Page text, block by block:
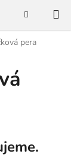
HledatNÁKUPNÍ
pera